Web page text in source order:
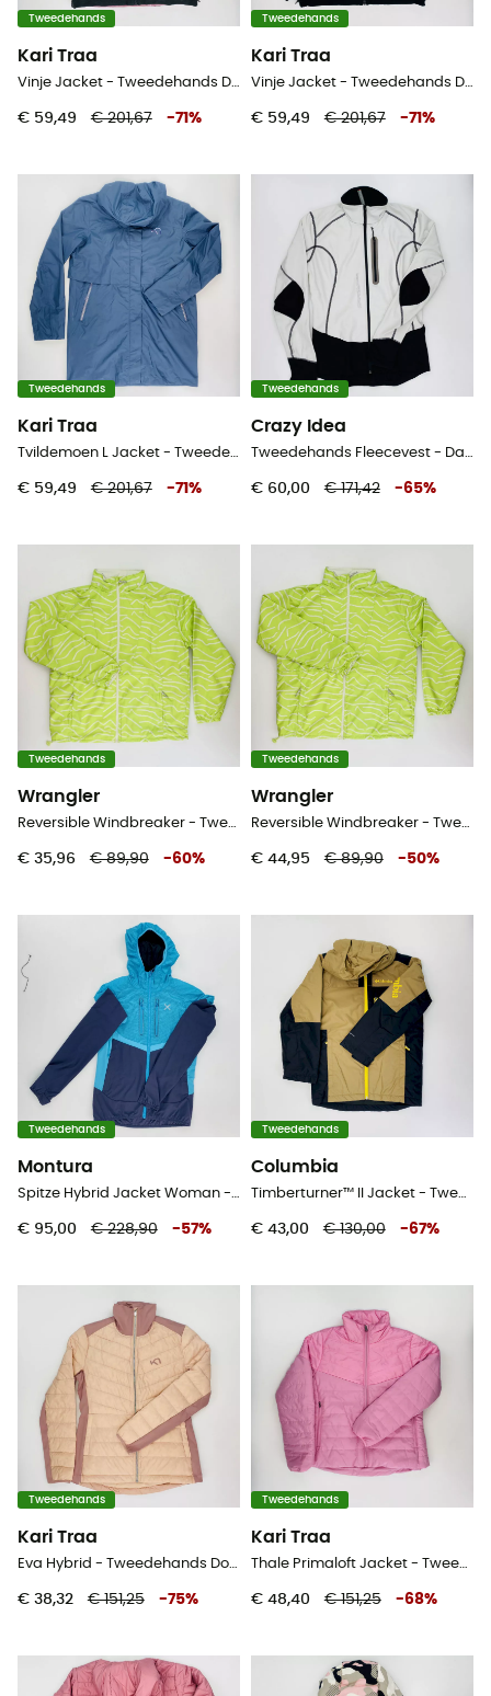
Tweedehands
Kari Traa
Vinje Jacket - Tweedehands Donsjack - Dames - Veelkleurig - M
€ 59,49 € 201,67 -71 %
Tweedehands
Kari Traa
Vinje Jacket - Tweedehands Donsjack - Dames - Veelkleurig - M
€ 59,49 € 201,67 -71 %
Tweedehands
Kari Traa
Tvildemoen L Jacket - Tweedehands Parka - Dames - Blauw - M
€ 59,49 € 201,67 -71 %
Tweedehands
Crazy Idea
Tweedehands Fleecevest - Dames - Wit - L
€ 60,00 € 171,42 -65%
Tweedehands
Wrangler
Reversible Windbreaker - Tweedehands Windjack - Dames - Groente - M
€ 35,96 € 89,90 -60%
Tweedehands
Wrangler
Reversible Windbreaker - Tweedehands Windjack - Dames - Groente - S
€ 44,95 € 89,90 -50%
Tweedehands
Montura
Spitze Hybrid Jacket Woman - Tweedehands Softshelljack - Dames - Blauw - S
€ 95,00 € 228,90 -57%
Tweedehands
Columbia
Timberturner™ II Jacket - Tweedehands Ski-jas - Kinderen - Bruin - S
€ 43,00 € 130,00 -67%
Tweedehands
Kari Traa
Eva Hybrid - Tweedehands Donsjack - Dames - Roze - M
€ 38,32 € 151,25 -75%
Tweedehands
Kari Traa
Thale Primaloft Jacket - Tweedehands Donsjack - Dames - Roze - M
€ 48,40 € 151,25 -68%